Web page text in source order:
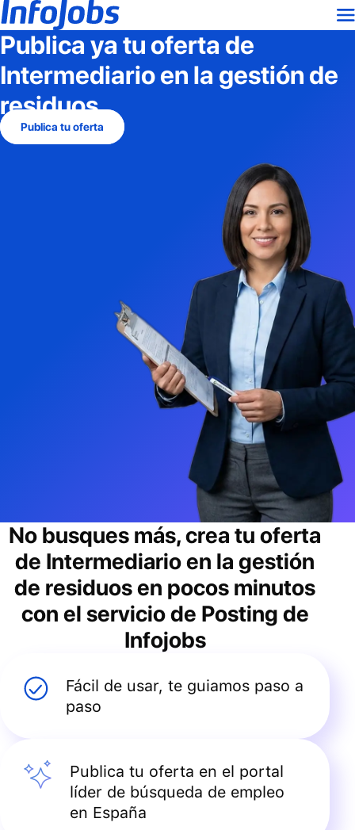
Publica ya tu oferta de
Intermediario en la gestión de
residuos
Publica tu oferta
No busques más, crea tu oferta
de Intermediario en la gestión
de residuosen pocos minutos
con el servicio de Posting de
Infojobs
Fácil de usar, te guiamos paso a
paso
Publica tu oferta en el portal
líder de búsqueda de empleo
en España